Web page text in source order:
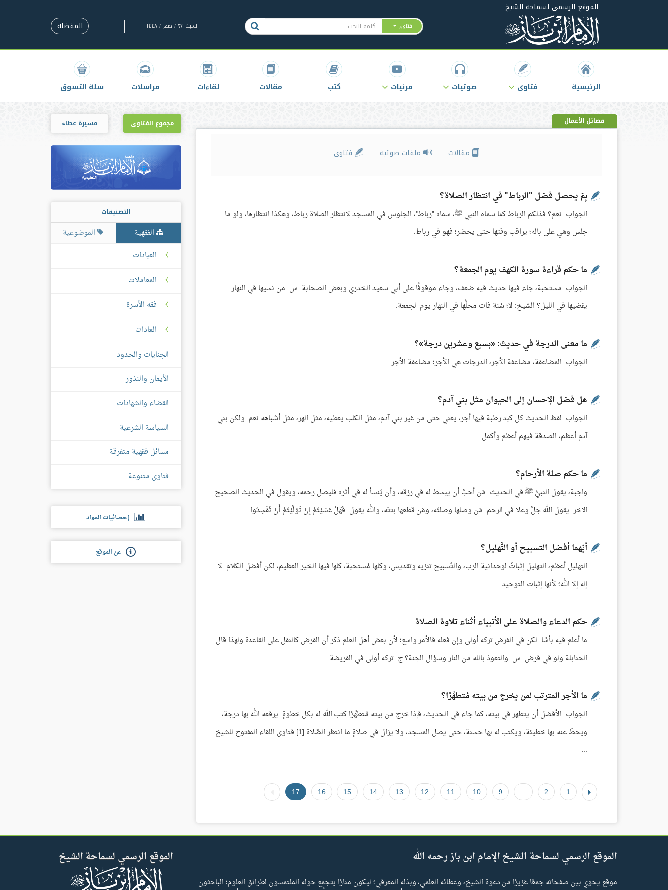
الموقع الرسمي لسماحة الشيخ
فتاوى السبت ٢٣ / صفر / ١٤٤٨ المفضلة
الرئيسية فتاوى صوتيات مرئيات كتب مقالات لقاءات مراسلات سلة التسوق
فضائل الأعمال
مقالات ملفات صوتية فتاوى
بِمَ يحصل فضل "الرباط" في انتظار الصلاة؟
الجواب: نعم؟ فذلكم الرباط كما سماه النبي ﷺ، سماه "رباط"، الجلوس في المسجد لانتظار الصلاة رباط، وهكذا انتظارها، ولو ما
جلس وهي على باله؛ يراقب وقتها حتى يحضر؛ فهو في رباط.
ما حكم قراءة سورة الكهف يوم الجمعة؟
الجواب: مستحبة، جاء فيها حديث فيه ضعف، وجاء موقوفًا على أبي سعيد الخدري وبعض الصحابة. س: من نسيها في النهار
يقضيها في الليل؟ الشيخ: لا؛ سُنة فات محلُّها في النهار يوم الجمعة.
ما معنى الدرجة في حديث: «بسبع وعشرين درجة»؟
الجواب: المضاعفة، مضاعفة الأجر، الدرجات هي الأجر؛ مضاعفة الأجر.
هل فضل الإحسان إلى الحيوان مثل بني آدم؟
الجواب: لفظ الحديث كل كبد رطبة فيها أجر، يعني حتى من غير بني آدم، مثل الكلب يعطيه، مثل الهر، مثل أشباهه نعم. ولكن بني
آدم أعظم، الصدقة فيهم أعظم وأكمل.
ما حكم صلة الأرحام؟
واجبة، يقول النبيُّ ﷺ في الحديث: مَن أحبَّ أن يبسط له في رزقه، وأن يُنسأ له في أثره فليصل رحمه، ويقول في الحديث الصحيح
الآخر: يقول الله جلَّ وعلا في الرحم: مَن وصلها وصلتُه، ومَن قطعها بتتّه، والله يقول: فَهَلْ عَسَيْتُمْ إِنْ تَوَلَّيْتُمْ أَنْ تُفْسِدُوا ...
أيّهما أفضل التسبيح أو التَّهليل؟
التهليل أعظم، التهليل إثباتٌ لوحدانية الرب، والتَّسبيح تنزيه وتقديس، وكلها مُستحبة، كلها فيها الخير العظيم، لكن أفضل الكلام: لا
إله إلا الله؛ لأنها إثبات التوحيد.
حكم الدعاء والصلاة على الأنبياء أثناء تلاوة الصلاة
ما أعلم فيه بأسًا. لكن في الفرض تركه أولى وإن فعله فالأمر واسع؛ لأن بعض أهل العلم ذكر أن الفرض كالنفل على القاعدة ولهذا قال
الحنابلة ولو في فرض. س: والتعوذ بالله من النار وسؤال الجنة؟ ج: تركه أولى في الفريضة.
ما الأجر المترتب لمن يخرج من بيته مُتطهِّرًا؟
الجواب: الأفضل أن يتطهر في بيته، كما جاء في الحديث، فإذا خرج من بيته مُتطهِّرًا كتب الله له بكل خطوةٍ: يرفعه الله بها درجة،
ويحطّ عنه بها خطيئة، ويكتب له بها حسنة، حتى يصل المسجد، ولا يزال في صلاةٍ ما انتظر الصَّلاة.[1] فتاوى اللقاء المفتوح للشيخ
...
1
2
9
10
11
12
13
14
15
16
17
مجموع الفتاوى مسيرة عطاء
التصنيفات
الفقهية
الموضوعية
العبادات
المعاملات
فقه الأسرة
العادات
الجنايات والحدود
الأيمان والنذور
القضاء والشهادات
السياسة الشرعية
مسائل فقهية متفرقة
فتاوى متنوعة
إحصائيات المواد
عن الموقع
الموقع الرسمي لسماحة الشيخ الإمام ابن باز رحمه الله
موقع يحوي بين صفحاته جمعًا غزيرًا من دعوة الشيخ، وعطائه العلمي، وبذله المعرفي؛ ليكون منارًا يتجمع حوله الملتمسون لطرائق العلوم؛ الباحثون
الموقع الرسمي لسماحة الشيخ